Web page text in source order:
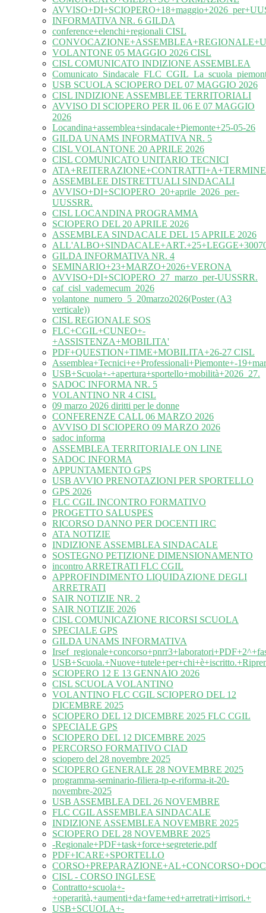
INFORMATIVA NR. 6 GILDA
conference+elenchi+regionali CISL
VOLANTONE 05 MAGGIO 2026 CISL
CISL COMUNICATO INDIZIONE ASSEMBLEA
USB SCUOLA SCIOPERO DEL 07 MAGGIO 2026
CISL INDIZIONE ASSEMBLEE TERRITORIALI
AVVISO DI SCIOPERO PER IL 06 E 07 MAGGIO
2026
Locandina+assemblea+sindacale+Piemonte+25-05-26
GILDA UNAMS INFORMATIVA NR. 5
CISL VOLANTONE 20 APRILE 2026
CISL COMUNICATO UNITARIO TECNICI
ATA+REITERAZIONE+CONTRATTI+A+TERMINE
ASSEMBLEE DISTRETTUALI SINDACALI
AVVISO+DI+SCIOPERO_20+aprile_2026_per-
UUSSRR.
CISL LOCANDINA PROGRAMMA
SCIOPERO DEL 20 APRILE 2026
ASSEMBLEA SINDACALE DEL 15 APRILE 2026
GILDA INFORMATIVA NR. 4
SEMINARIO+23+MARZO+2026+VERONA
AVVISO+DI+SCIOPERO_27_marzo_per-UUSSRR.
caf_cisl_vademecum_2026
volantone_numero_5_20marzo2026(Poster (A3
verticale))
CISL REGIONALE SOS
FLC+CGIL+CUNEO+-
+ASSISTENZA+MOBILITA'
PDF+QUESTION+TIME+MOBILITA+26-27 CISL
Assemblea+Tecnici+e+Professionali+Piemonte+-
USB+Scuola+-+apertura+sportello+mobilità+2026_27.
SADOC INFORMA NR. 5
VOLANTINO NR 4 CISL
09 marzo 2026 diritti per le donne
CONFERENZE CALL 06 MARZO 2026
AVVISO DI SCIOPERO 09 MARZO 2026
sadoc informa
ASSEMBLEA TERRITORIALE ON LINE
SADOC INFORMA
APPUNTAMENTO GPS
USB AVVIO PRENOTAZIONI PER SPORTELLO
GPS 2026
FLC CGIL INCONTRO FORMATIVO
PROGETTO SALUSPES
RICORSO DANNO PER DOCENTI IRC
ATA NOTIZIE
INDIZIONE ASSEMBLEA SINDACALE
SOSTEGNO PETIZIONE DIMENSIONAMENTO
incontro ARRETRATI FLC CGIL
APPROFINDIMENTO LIQUIDAZIONE DEGLI
ARRETRATI
SAIR NOTIZIE NR. 2
SAIR NOTIZIE 2026
CISL COMUNICAZIONE RICORSI SCUOLA
SPECIALE GPS
GILDA UNAMS INFORMATIVA
SCIOPERO 12 E 13 GENNAIO 2026
CISL SCUOLA VOLANTINO
VOLANTINO FLC CGIL SCIOPERO DEL 12
DICEMBRE 2025
SCIOPERO DEL 12 DICEMBRE 2025 FLC CGIL
SPECIALE GPS
SCIOPERO DEL 12 DICEMBRE 2025
PERCORSO FORMATIVO CIAD
sciopero del 28 novembre 2025
SCIOPERO GENERALE 28 NOVEMBRE 2025
programma-seminario-filiera-tp-e-riforma-it-20-
novembre-2025
USB ASSEMBLEA DEL 26 NOVEMBRE
FLC CGIL ASSEMBLEA SINDACALE
INDIZIONE ASSEMBLEA NOVEMBRE 2025
SCIOPERO DEL 28 NOVEMBRE 2025
-Regionale+PDF+task+force+segreterie.pdf
PDF+ICARE+SPORTELLO
CISL - CORSO INGLESE
Contratto+scuola+-
+operarità,+aumenti+da+fame+ed+arretrati+irrisori.+
USB+SCUOLA+-